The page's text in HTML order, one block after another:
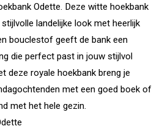
Odette. Deze witte hoekbank
landelijke look met heerlijk
bouclestof geeft de bank een
die perfect past in jouw stijlvol
deze royale hoekbank breng je
met een goed boek of
met het hele gezin.